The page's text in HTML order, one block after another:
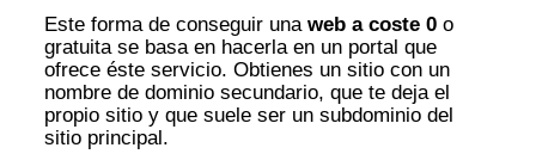
Este forma de conseguir una web a coste 0o
gratuita se basa en hacerla en un portal que
ofrece éste servicio. Obtienes un sitio con un
nombre de dominio secundario, que te deja el
propio sitio y que suele ser un subdominio del
sitio principal.